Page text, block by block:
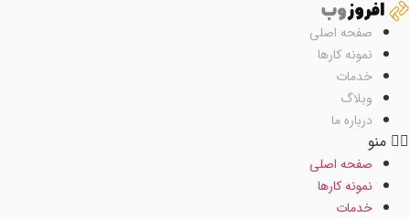
پرش
محتوا
صفحه اصلی
نمونه کارها
خدمات
وبلاگ
درباره ما
منو
صفحه اصلی
نمونه کارها
خدمات